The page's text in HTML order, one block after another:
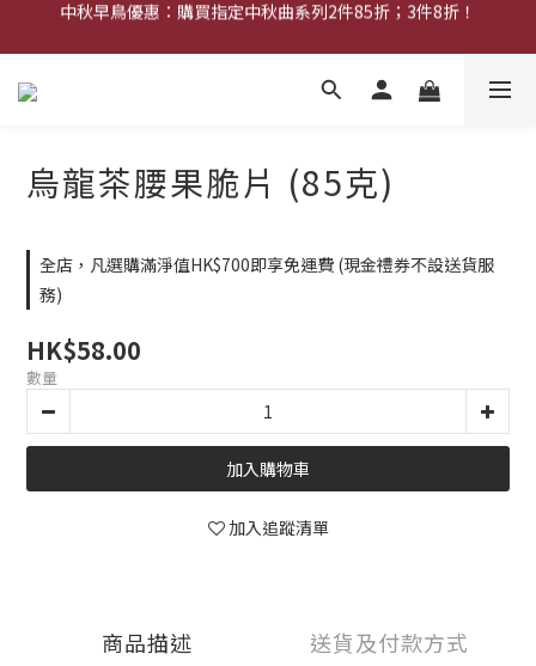
中秋早鳥優惠：購買中秋禮券可享8折優惠
中秋早鳥優惠：購買指定中秋曲系列2件85折；3件8折！
網店限定︰現金禮券買20張送2張！
烏龍茶腰果脆片 (85克)
全店，凡選購滿淨值HK$700即享免運費 (現金禮券不設送貨服
務)
HK$58.00
數量
加入購物車
加入追蹤清單
商品描述 送貨及付款方式